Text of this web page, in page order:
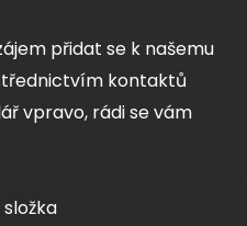
přidat se k našemu
kontaktů
vpravo, rádi se vám
složka